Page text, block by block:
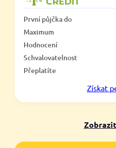
První půjčka do
Maximum
Hodnocení
Schvalovatelnost
Přeplatíte
Získat